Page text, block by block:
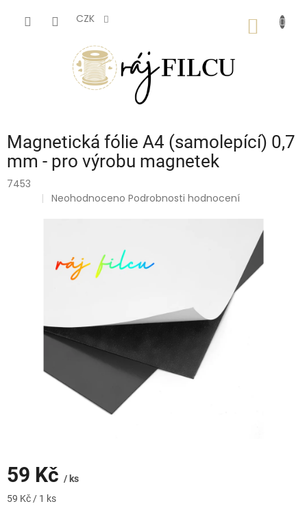
CZK
Magnetická fólie A4 (samolepící) 0,7
mm - pro výrobu magnetek
7453
Průměrné
Neohodnoceno Podrobnosti hodnocení
59 Kč / ks
Měrná
59 Kč / 1 ks